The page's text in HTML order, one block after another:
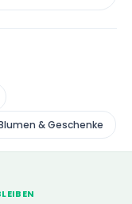
& Geschenke